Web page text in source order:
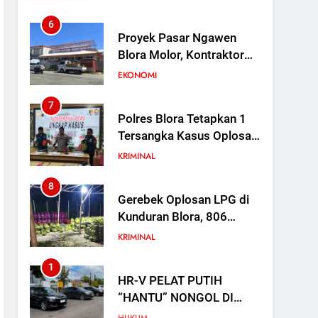
Saat Sekolah Direvitalisasi
6
Proyek Pasar Ngawen
Blora Molor, Kontraktor
EKONOMI
7
Polres Blora Tetapkan 1
Tersangka Kasus Oplosan
KRIMINAL
8
Gerebek Oplosan LPG di
Kunduran Blora, 806
KRIMINAL
1
HR-V PELAT PUTIH
“HANTU” NONGOL DI
HUKUM